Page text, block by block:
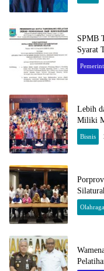
SPMB
Syarat
Lebih
Miliki
Bisnis
Olahraga